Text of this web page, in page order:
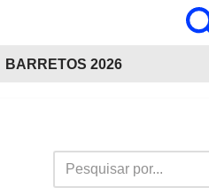
BARRETOS 2026